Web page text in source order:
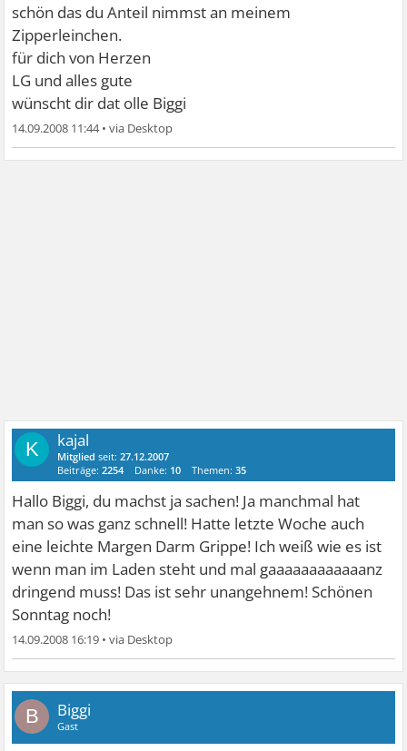
schön das du Anteil nimmst an meinem
Zipperleinchen.
für dich von Herzen
LG und alles gute
wünscht dir dat olle Biggi
14.09.2008 11:44•
K kajal
Mitglied seit:27.12.2007
Beiträge:2254 Danke: 10 Themen:35
Hallo Biggi, du machst ja sachen! Ja manchmal hat
man so was ganz schnell! Hatte letzte Woche auch
eine leichte Margen Darm Grippe! Ich weiß wie es ist
wenn man im Laden steht und mal gaaaaaaaaaaaanz
dringend muss! Das ist sehr unangehnem! Schönen
Sonntag noch!
14.09.2008 16:19 •
B Biggi
Gast